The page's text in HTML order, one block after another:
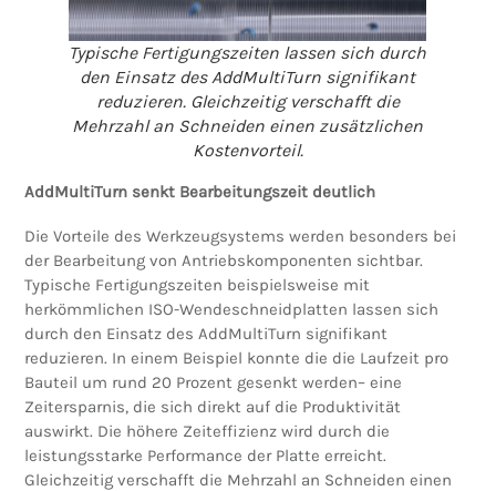
Typische Fertigungszeiten lassen sich durch
den Einsatz des AddMultiTurn signifikant
reduzieren. Gleichzeitig verschafft die
Mehrzahl an Schneiden einen zusätzlichen
Kostenvorteil.
AddMultiTurn senkt Bearbeitungszeit deutlich
Die Vorteile des Werkzeugsystems werden besonders bei
der Bearbeitung von Antriebskomponenten sichtbar.
Typische Fertigungszeiten beispielsweise mit
herkömmlichen ISO-Wendeschneidplatten lassen sich
durch den Einsatz des AddMultiTurn signifikant
reduzieren. In einem Beispiel konnte die die Laufzeit pro
Bauteil um rund 20 Prozent gesenkt werden– eine
Zeitersparnis, die sich direkt auf die Produktivität
auswirkt. Die höhere Zeiteffizienz wird durch die
leistungsstarke Performance der Platte erreicht.
Gleichzeitig verschafft die Mehrzahl an Schneiden einen